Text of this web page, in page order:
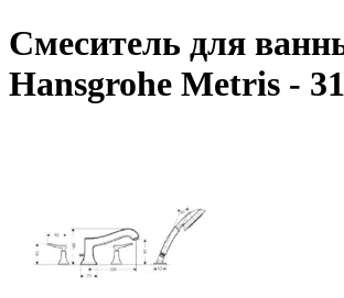
Смеситель для
Hansgrohe Metris -